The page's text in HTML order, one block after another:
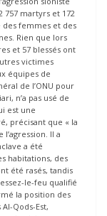
757 martyrs et 172
des femmes et des
Rien que lors
et 57 blessés ont
victimes
équipes de
de l’ONU pour
n’a pas usé de
est une
précisant que « la
Il a
a été
habitations, des
été rasés, tandis
le-feu qualifié
la position des
Qods-Est,